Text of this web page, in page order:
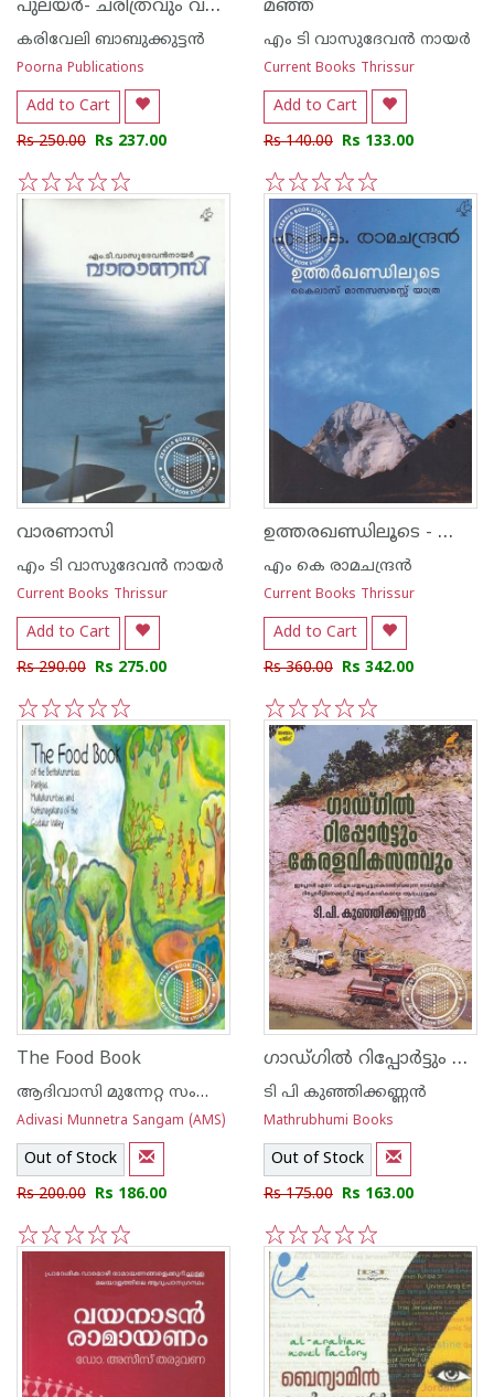
പുലയര്‍- ചരിത്രവും വര്‍ത്തമാനവും
കരിവേലി ബാബുക്കുട്ടന്‍
Poorna Publications
Add to Cart
Rs 250.00 Rs 237.00
5
4
3
2
1
മഞ്ഞ്
എം ടി വാസുദേവന്‍ നായര്‍
Current Books Thrissur
Add to Cart
Rs 140.00 Rs 133.00
5
4
3
2
1
വാരണാസി
എം ടി വാസുദേവന്‍ നായര്‍
Current Books Thrissur
Add to Cart
Rs 290.00 Rs 275.00
5
4
3
2
1
ഉത്തരഖണ്ഡിലൂടെ - കൈലാസ്‌ മാനസസരസ്സ്‌ യാത്ര
എം കെ രാമചന്ദ്രന്‍
Current Books Thrissur
Add to Cart
Rs 360.00 Rs 342.00
5
4
3
2
1
The Food Book
ആദിവാസി മുന്നേറ്റ സംഘം(ഏ എം എസ്)
Adivasi Munnetra Sangam (AMS)
Out of Stock
Rs 200.00 Rs 186.00
5
4
3
2
1
ഗാഡ്ഗില്‍ റിപ്പോര്‍ട്ടും കേരളവികസനവും
ടി പി കുഞ്ഞിക്കണ്ണന്‍
Mathrubhumi Books
Out of Stock
Rs 175.00 Rs 163.00
5
4
3
2
1